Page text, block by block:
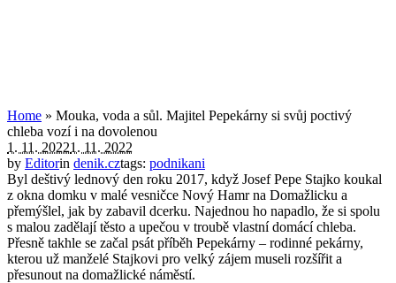
Home » Mouka, voda a sůl. Majitel Pepekárny si svůj poctivý
chleba vozí i na dovolenou
1. 11. 20221. 11. 2022
by Editorin denik.cztags: podnikani
Byl deštivý lednový den roku 2017, když Josef Pepe Stajko koukal
z okna domku v malé vesničce Nový Hamr na Domažlicku a
přemýšlel, jak by zabavil dcerku. Najednou ho napadlo, že si spolu
s malou zadělají těsto a upečou v troubě vlastní domácí chleba.
Přesně takhle se začal psát příběh Pepekárny – rodinné pekárny,
kterou už manželé Stajkovi pro velký zájem museli rozšířit a
přesunout na domažlické náměstí.